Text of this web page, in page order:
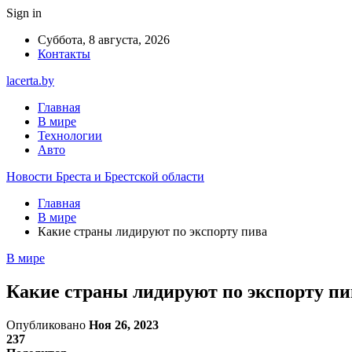
Sign in
Суббота, 8 августа, 2026
Контакты
lacerta.by
Главная
В мире
Технологии
Авто
Новости Бреста и Брестской области
Главная
В мире
Какие страны лидируют по экспорту пива
В мире
Какие страны лидируют по экспорту
Опубликовано Ноя 26, 2023
237